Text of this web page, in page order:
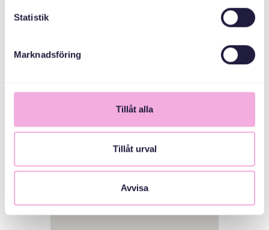
Statistik
Marknadsföring
Tillåt alla
Tillåt urval
Avvisa
1